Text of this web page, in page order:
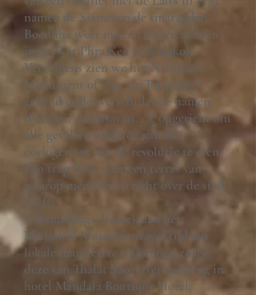
namen de Siamezen de smaragden
Boeddha weer mee en zetten ze hem
in de Wat Phra Keo te Bangkok.
Vervolgens zien we het Nationaal
Monument of “Arc de Triomphe”,
gekend onder verschillende namen
(Patuxai, Anousavari,...), opgericht om
alle gevallen soldaten van alle
oorlogen tot aan de revolutie te eren.
Een trap leidt naar een terras van
waarop men een uitzicht over de stad
heeft.
’s Namiddags, bezoek aan het
Nationaal Museum en wat tijd om
lokale markten te verkennen zoals
deze van Thalat Sao. Overnachting in
hotel Mandala Boutique Hotel.